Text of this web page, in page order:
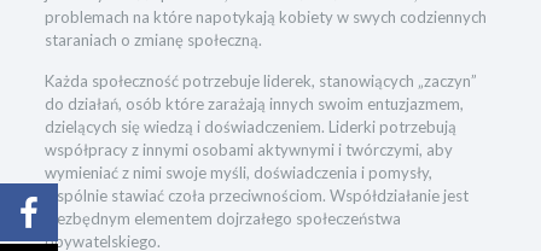
problemach na które napotykają kobiety w swych codziennych
staraniach o zmianę społeczną.
Każda społeczność potrzebuje liderek, stanowiących „zaczyn”
do działań, osób które zarażają innych swoim entuzjazmem,
dzielących się wiedzą i doświadczeniem. Liderki potrzebują
współpracy z innymi osobami aktywnymi i twórczymi, aby
wymieniać z nimi swoje myśli, doświadczenia i pomysły,
wspólnie stawiać czoła przeciwnościom. Współdziałanie jest
niezbędnym elementem dojrzałego społeczeństwa
obywatelskiego.